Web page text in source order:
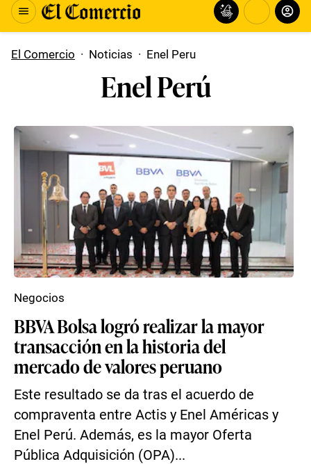
El Comercio · Noticias · Enel Peru
Enel Perú
BBVA Bolsa logró realizar la mayor
transacción en la historia del
mercado de valores peruano
Este resultado se da tras el acuerdo de
compraventa entre Actis y Enel Américas y
Enel Perú. Además, es la mayor Oferta
Pública Adquisición (OPA)...
Negocios